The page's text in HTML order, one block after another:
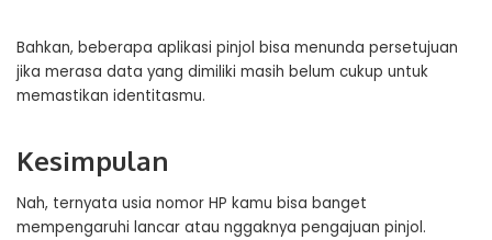
Bahkan, beberapa aplikasi pinjol bisa menunda persetujuan
jika merasa data yang dimiliki masih belum cukup untuk
memastikan identitasmu.
Kesimpulan
Nah, ternyata usia nomor HP kamu bisa banget
mempengaruhi lancar atau nggaknya pengajuan pinjol.